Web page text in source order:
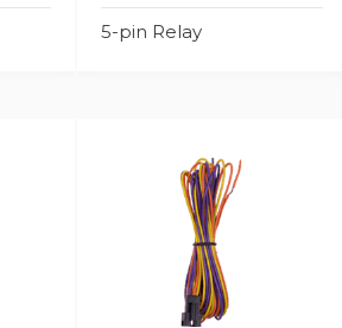
5-pin Relay